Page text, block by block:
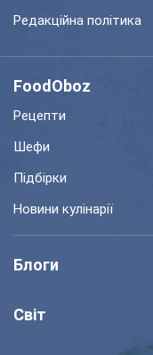
Редакційна політика
FoodOboz
Рецепти
Шефи
Підбірки
Новини кулінарії
Блоги
Світ